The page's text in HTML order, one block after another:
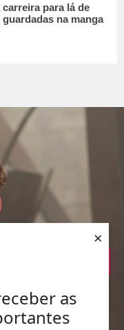
as
×
para lá de
na manga